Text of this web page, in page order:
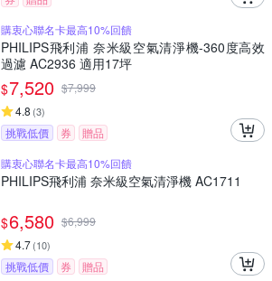
購衷心聯名卡最高10%回饋
PHILIPS飛利浦 奈米級空氣清淨機-360度高效
過濾 AC2936 適用17坪
$7,520 $7,999
4.8 (3)
挑戰低價 券
贈品
購衷心聯名卡最高10%回饋
PHILIPS飛利浦 奈米級空氣清淨機 AC1711
$6,580 $6,999
4.7(10)
挑戰低價 券 贈品